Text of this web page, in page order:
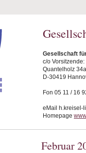
Gesellschaft
c/o
Quantelholz 34a
D-30419
Fon 05 11 / 16
eMail h.kreisel-
Homepage
Februar